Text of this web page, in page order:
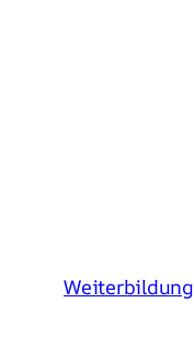
Weiterbildung